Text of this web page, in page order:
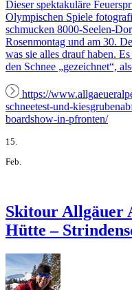
Dieser spektakuläre
Olympischen Spiele
schmucken 8000-Seelen-
Rosenmontag und am 30.
was sie alles drauf haben.
den Schnee „gezeichnet“,
https://
schneetest-und-
boardshow-in-pfronten/
15.
Feb.
Skitour Allgäuer
Hütte –